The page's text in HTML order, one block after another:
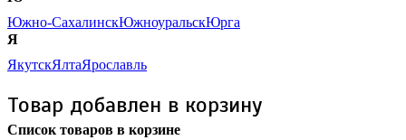
Южно-СахалинскЮжноуральскЮрга
Я
ЯкутскЯлтаЯрославль
Товар добавлен в корзину
Список товаров в корзине